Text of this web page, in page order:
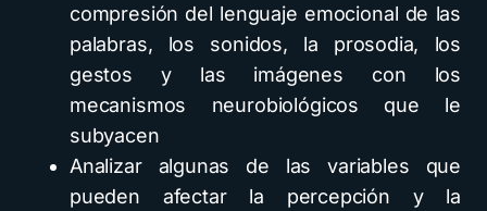
compresión del lenguaje emocional de las
palabras, los sonidos, la prosodia, los
gestos y las imágenes con los
mecanismos neurobiológicos que le
subyacen
Analizar algunas de las variables que
pueden afectar la percepción y la